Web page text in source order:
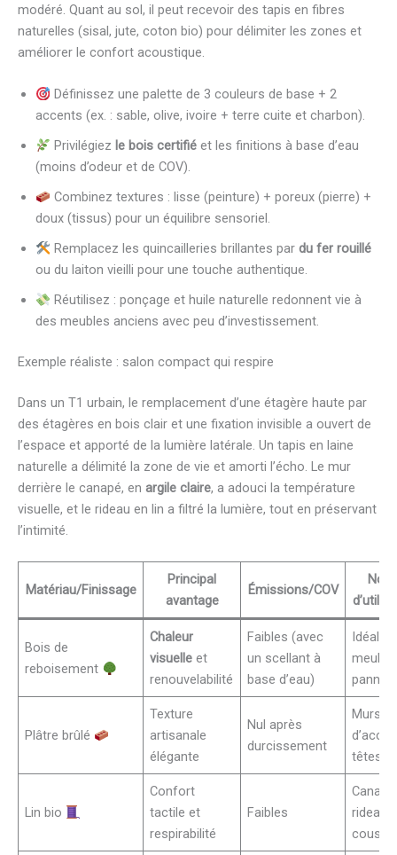
modéré. Quant au sol, il peut recevoir des tapis en fibres
naturelles (sisal, jute, coton bio) pour délimiter les zones et
améliorer le confort acoustique.
Définissez une palette de 3 couleurs de base + 2
accents (ex. : sable, olive, ivoire + terre cuite et charbon).
Privilégiez le bois certifiéet les finitions à base d’eau
(moins d’odeur et de COV).
Combinez textures : lisse (peinture) + poreux (pierre) +
doux (tissus) pour un équilibre sensoriel.
Remplacez les quincailleries brillantes par du fer rouillé
ou du laiton vieilli pour une touche authentique.
Réutilisez : ponçage et huile naturelle redonnent vie à
des meubles anciens avec peu d’investissement.
Exemple réaliste : salon compact qui respire
Dans un T1 urbain, le remplacement d’une étagère haute par
des étagères en bois clair et une fixation invisible a ouvert de
l’espace et apporté de la lumière latérale. Un tapis en laine
naturelle a délimité la zone de vie et amorti l’écho. Le mur
derrière le canapé, en argile claire, a adouci la température
visuelle, et le rideau en lin a filtré la lumière, tout en préservant
l’intimité.
Matériau/Finissage
Principal
avantage
Émissions/COV
Bois de
reboisement
Chaleur
visuelle et
renouvelabilité
Faibles (avec
un scellant à
base d’eau)
Idéal
Plâtre brûlé
Texture
artisanale
élégante
Nul après
durcissement
Murs
têtes
Lin bio
Confort
tactile et
respirabilité
Faibles
rideaux,